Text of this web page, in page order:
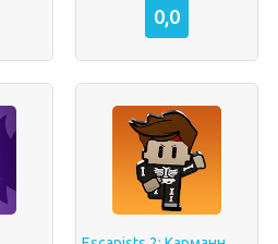
0,0